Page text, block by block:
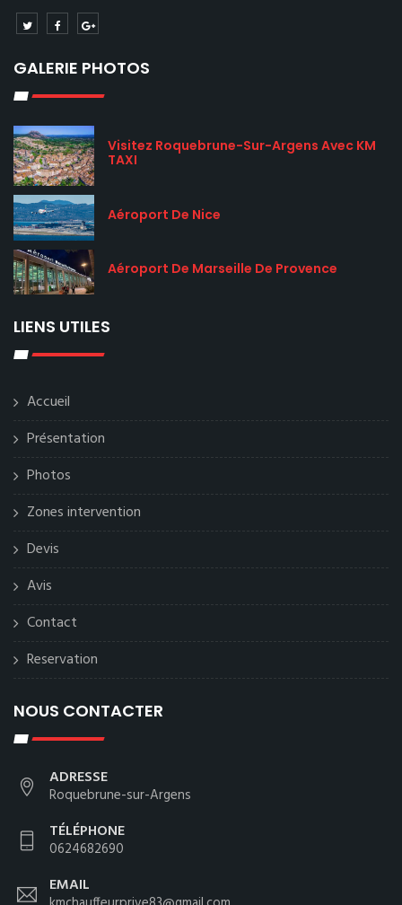
GALERIE PHOTOS
Visitez Roquebrune-Sur-Argens Avec KM
TAXI
Aéroport De Nice
Aéroport De Marseille De Provence
LIENS UTILES
Accueil
Présentation
Photos
Zones intervention
Devis
Avis
Contact
Reservation
NOUS CONTACTER
ADRESSE
Roquebrune-sur-Argens
TÉLÉPHONE
0624682690
EMAIL